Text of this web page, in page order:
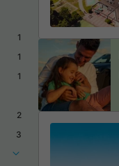
1
1
1
2
3